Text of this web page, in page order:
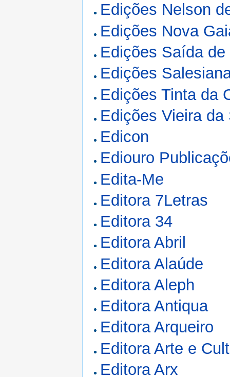
Edições Nelson
Edições Nova
Edições Saída
Edições
Edições Tinta da
Edições Vieira da
Edicon
Ediouro
Edita-Me
Editora 7Letras
Editora 34
Editora Abril
Editora Alaúde
Editora Aleph
Editora Antiqua
Editora Arqueiro
Editora Arte e
Editora Arx